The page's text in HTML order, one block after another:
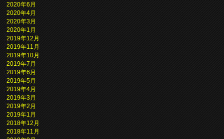
2020年6月
2020年4月
2020年3月
2020年1月
2019年12月
2019年11月
2019年10月
2019年7月
2019年6月
2019年5月
2019年4月
2019年3月
2019年2月
2019年1月
2018年12月
2018年11月